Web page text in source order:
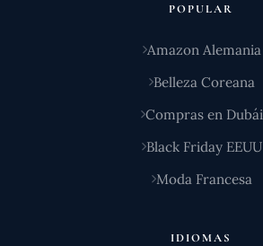
POPULAR
Amazon Alemania
Belleza Coreana
Compras en Dubái
Black Friday EEUU
Moda Francesa
IDIOMAS